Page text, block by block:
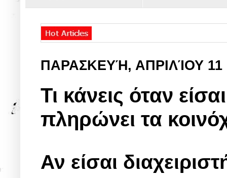
ΠΑΡΑΣΚΕΥΉ, ΑΠΡΙΛΊΟΥ 11
Τι κάνεις όταν
πληρώνει τα
Αν είσαι